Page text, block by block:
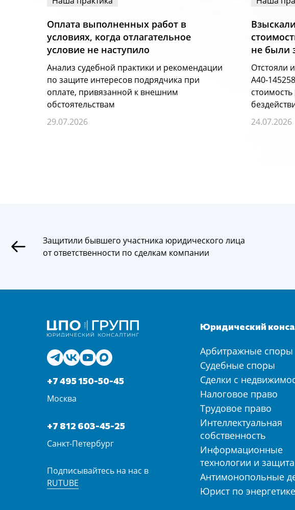
Оплата выполненных работ в
условиях, когда отлагательное
условие не наступило
Анализ судебной практики и рекомендации
по защите интересов подрядчика при
оплате, привязанной к внешним
обстоятельствам
29.07.2026
не были
Отстояли
24.07.2026
Защитили бывшего участника юридического лица
от ответственности по сделкам компании
+7 495 150-50-45
Москва
+7 812 603-45-25
Санкт-Петербург
Подписывайтесь на нас в
RUTUBE
Юридический
Арбитражные споры
Судебные споры
Сделки с
Налоговое право
Трудовое право
Интеллектуальная
собственность
Информационные
технологии и
Антимонопольные
Юрист по энергетике